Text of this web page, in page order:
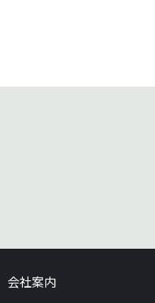
会社案内